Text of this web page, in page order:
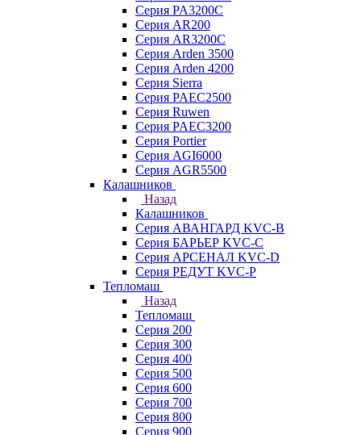
Серия PA3200C
Серия AR200
Серия AR3200C
Серия Arden 3500
Серия Arden 4200
Серия Sierra
Серия PAEC2500
Серия Ruwen
Серия PAEC3200
Серия Portier
Серия AGI6000
Серия AGR5500
Калашников
Назад
Калашников
Серия АВАНГАРД KVC-B
Серия БАРЬЕР KVC-C
Серия АРСЕНАЛ KVC-D
Серия РЕДУТ KVC-P
Тепломаш
Назад
Тепломаш
Серия 200
Серия 300
Серия 400
Серия 500
Серия 600
Серия 700
Серия 800
Серия 900